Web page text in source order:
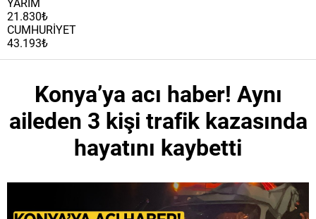
YARIM
21.830₺
CUMHURİYET
43.193₺
Konya’ya acı haber! Aynı
aileden 3 kişi trafik kazasında
hayatını kaybetti